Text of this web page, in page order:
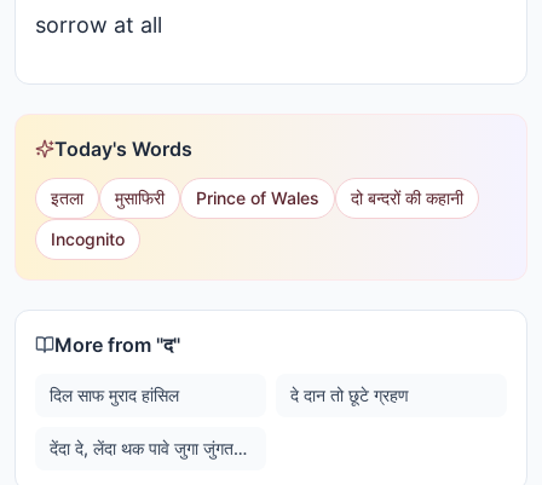
sorrow at all
Today's Words
इतला मुसाफिरी Prince of Wales
दो बन्दरों की कहानी
Incognito
More from "द"
दिल साफ मुराद हांसिल दे दान तो छूटे ग्रहण
देंदा दे, लेंदा थक पावे जुगा जुंगतरि खाही खाहि